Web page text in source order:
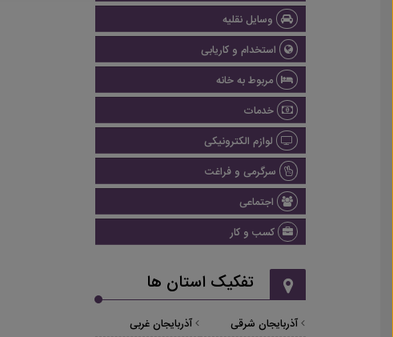
وسایل نقلیه
استخدام و کاریابی
مربوط به خانه
خدمات
لوازم الکترونیکی
سرگرمی و فراغت
اجتماعی
کسب و کار
تفکیک استان ها
آذربایجان شرقی
آذربایجان غربی